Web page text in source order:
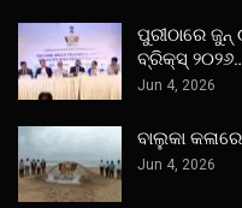
ପୁରୀଠାରେ
ବ୍ରିକ୍ସ୍
Jun 4, 2026
ବାଲୁକା
Jun 4, 2026